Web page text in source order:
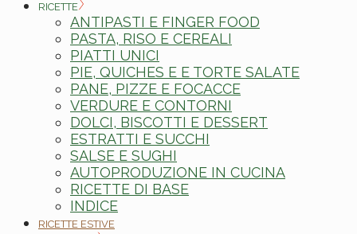
RICETTE
ANTIPASTI E FINGER FOOD
PASTA, RISO E CEREALI
PIATTI UNICI
PIE, QUICHES E E TORTE SALATE
PANE, PIZZE E FOCACCE
VERDURE E CONTORNI
DOLCI, BISCOTTI E DESSERT
ESTRATTI E SUCCHI
SALSE E SUGHI
AUTOPRODUZIONE IN CUCINA
RICETTE DI BASE
INDICE
RICETTE ESTIVE